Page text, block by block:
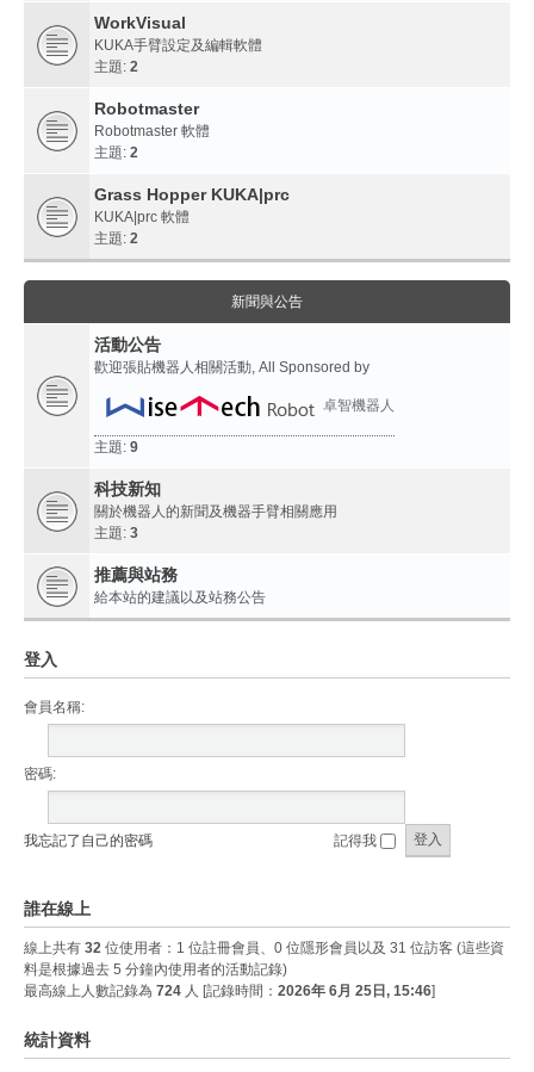
WorkVisual
KUKA手臂設定及編輯軟體
主題: 2
Robotmaster
Robotmaster 軟體
主題: 2
Grass Hopper KUKA|prc
KUKA|prc 軟體
主題: 2
新聞與公告
活動公告
歡迎張貼機器人相關活動, All Sponsored by
卓智機器人
主題: 9
科技新知
關於機器人的新聞及機器手臂相關應用
主題: 3
推薦與站務
給本站的建議以及站務公告
登入
會員名稱:
密碼:
我忘記了自己的密碼 記得我
誰在線上
線上共有 32 位使用者：1 位註冊會員、0 位隱形會員以及 31 位訪客 (這些資
料是根據過去 5 分鐘內使用者的活動記錄)
最高線上人數記錄為 724 人 [記錄時間： 2026年 6月 25日, 15:46]
統計資料